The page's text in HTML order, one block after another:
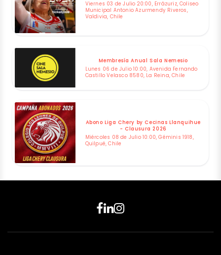
Viernes 03 de Julio 20:00, Errázuriz, Coliseo
Municipal Antonio Azurmendy Riveros,
Valdivia, Chile
Membresía Anual Sala Nemesio
Lunes 06 de Julio 10:00, Avenida Fernando
Castillo Velasco 8580, La Reina, Chile
Abono Liga Chery by Cecinas Llanquihue
- Clausura 2026
Miércoles 08 de Julio 10:00, Géminis 1918,
Quilpué, Chile